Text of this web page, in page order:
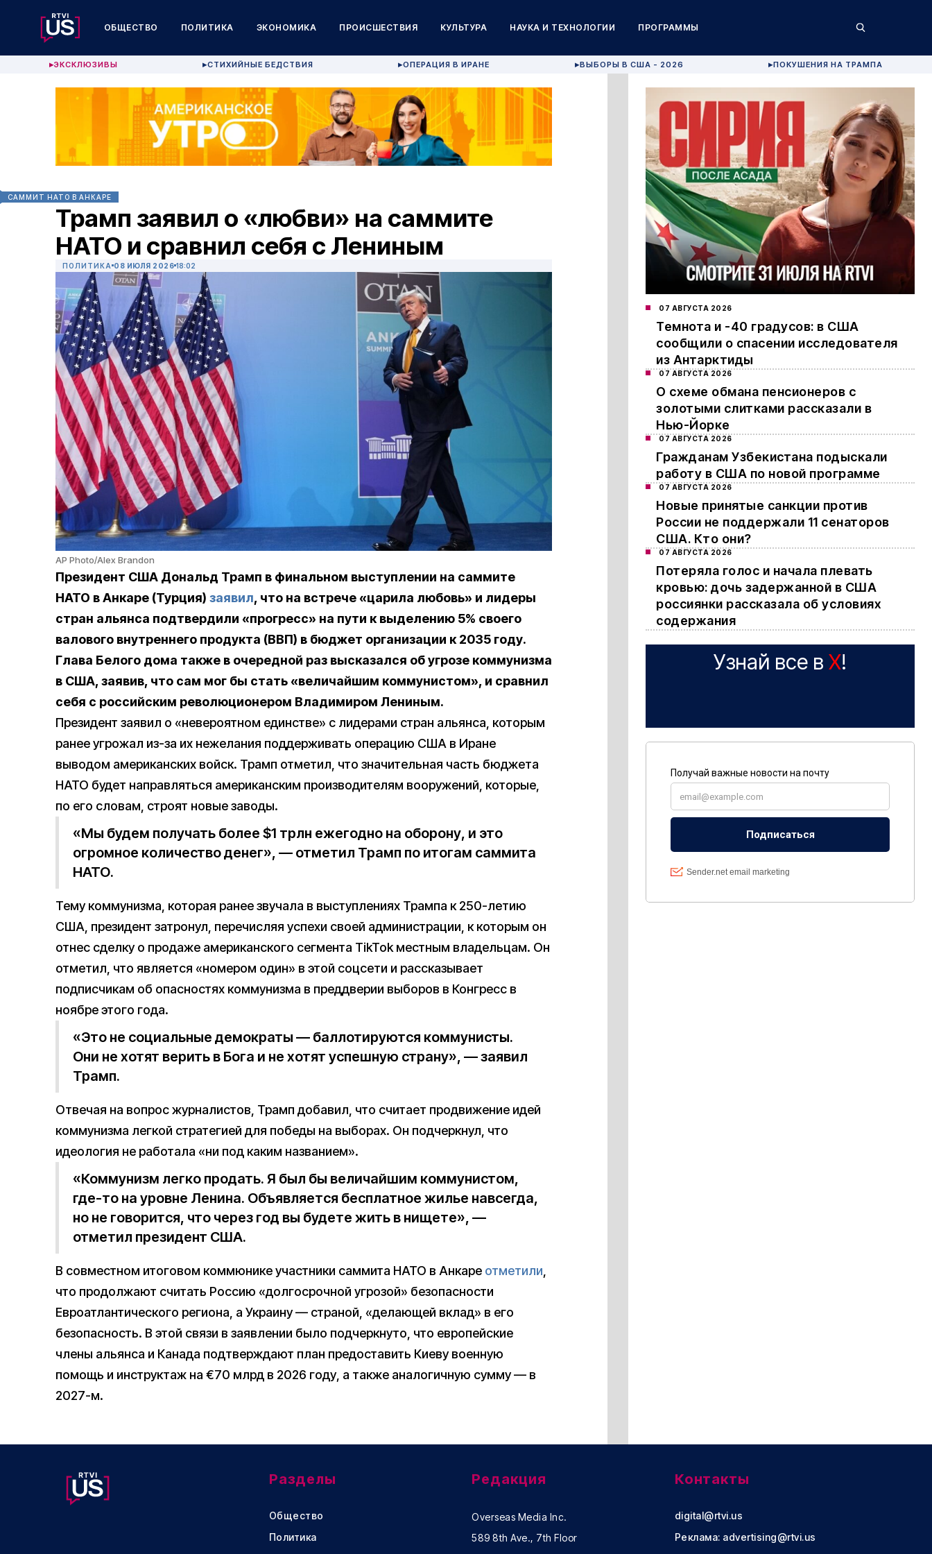
ОБЩЕСТВО ПОЛИТИКА ЭКОНОМИКА ПРОИСШЕСТВИЯ КУЛЬТУРА НАУКА И ТЕХНОЛОГИИ ПРОГРАММЫ
▶ЭКСКЛЮЗИВЫ ▶СТИХИЙНЫЕ БЕДСТВИЯ ▶ОПЕРАЦИЯ В ИРАНЕ ▶ВЫБОРЫ В США - 2026 ▶ПОКУШЕНИЯ НА ТРАМПА
CАММИТ НАТО В АНКАРЕ
Трамп заявил о «любви» на саммите
НАТО и сравнил себя с Лениным
ПОЛИТИКА 08 ИЮЛЯ 2026 18:02
AP Photo/Alex Brandon
Президент США Дональд Трамп в финальном выступлении на саммите
НАТО в Анкаре (Турция) заявил, что на встрече «царила любовь» и лидеры
стран альянса подтвердили «прогресс» на пути к выделению 5% своего
валового внутреннего продукта (ВВП) в бюджет организации к 2035 году.
Глава Белого дома также в очередной раз высказался об угрозе коммунизма
в США, заявив, что сам мог бы стать «величайшим коммунистом», и сравнил
себя с российским революционером Владимиром Лениным.
Президент заявил о «невероятном единстве» с лидерами стран альянса, которым
ранее угрожал из-за их нежелания поддерживать операцию США в Иране
выводом американских войск. Трамп отметил, что значительная часть бюджета
НАТО будет направляться американским производителям вооружений, которые,
по его словам, строят новые заводы.
«Мы будем получать более $1 трлн ежегодно на оборону, и это
огромное количество денег», — отметил Трамп по итогам саммита
НАТО.
Тему коммунизма, которая ранее звучала в выступлениях Трампа к 250-летию
США, президент затронул, перечисляя успехи своей администрации, к которым он
отнес сделку о продаже американского сегмента TikTok местным владельцам. Он
отметил, что является «номером один» в этой соцсети и рассказывает
подписчикам об опасностях коммунизма в преддверии выборов в Конгресс в
ноябре этого года.
«Это не социальные демократы — баллотируются коммунисты.
Они не хотят верить в Бога и не хотят успешную страну», — заявил
Трамп.
Отвечая на вопрос журналистов, Трамп добавил, что считает продвижение идей
коммунизма легкой стратегией для победы на выборах. Он подчеркнул, что
идеология не работала «ни под каким названием».
«Коммунизм легко продать. Я был бы величайшим коммунистом,
где-то на уровне Ленина. Объявляется бесплатное жилье навсегда,
но не говорится, что через год вы будете жить в нищете», —
отметил президент США.
В совместном итоговом коммюнике участники саммита НАТО в Анкаре отметили,
что продолжают считать Россию «долгосрочной угрозой» безопасности
Евроатлантического региона, а Украину — страной, «делающей вклад» в его
безопасность. В этой связи в заявлении было подчеркнуто, что европейские
члены альянса и Канада подтверждают план предоставить Киеву военную
помощь и инструктаж на €70 млрд в 2026 году, а также аналогичную сумму — в
2027-м.
07 АВГУСТА 2026
Темнота и -40 градусов: в США
сообщили о спасении исследователя
из Антарктиды
07 АВГУСТА 2026
О схеме обмана пенсионеров с
золотыми слитками рассказали в
Нью-Йорке
07 АВГУСТА 2026
Гражданам Узбекистана подыскали
работу в США по новой программе
07 АВГУСТА 2026
Новые принятые санкции против
России не поддержали 11 сенаторов
США. Кто они?
07 АВГУСТА 2026
Потеряла голос и начала плевать
кровью: дочь задержанной в США
россиянки рассказала об условиях
содержания
Узнай все в X!
Разделы
Общество
Политика
Редакция
Overseas Media Inc.
589 8th Ave., 7th Floor
Контакты
digital@rtvi.us
Реклама: advertising@rtvi.us